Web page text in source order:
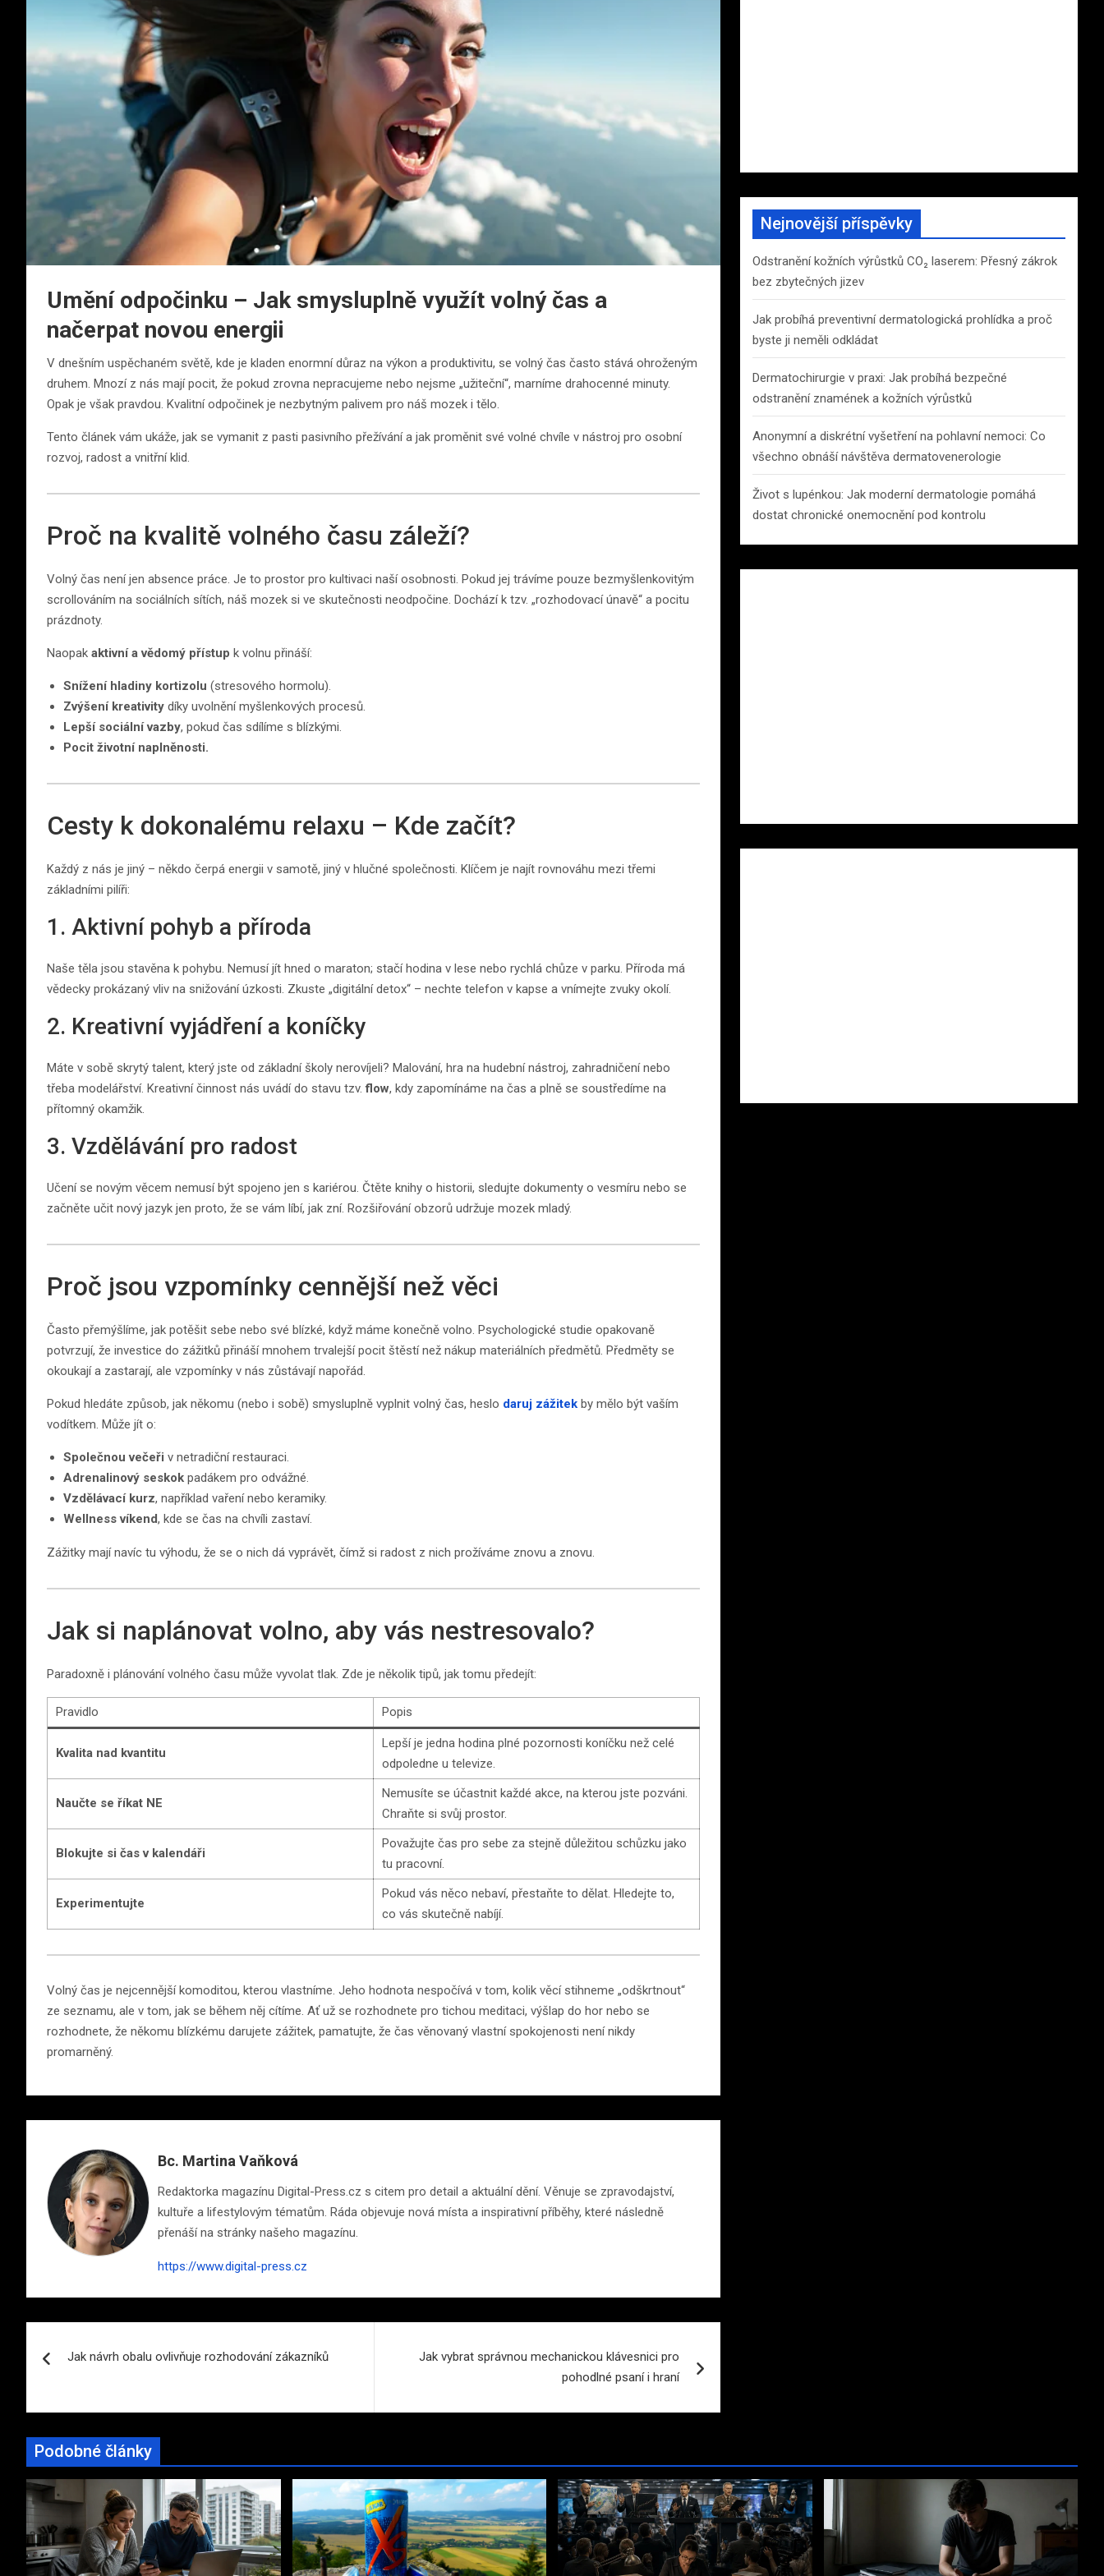
Umění odpočinku – Jak smysluplně využít volný čas a
načerpat novou energii
V dnešním uspěchaném světě, kde je kladen enormní důraz na výkon a produktivitu, se volný čas často stává ohroženým
druhem. Mnozí z nás mají pocit, že pokud zrovna nepracujeme nebo nejsme „užiteční“, marníme drahocenné minuty.
Opak je však pravdou. Kvalitní odpočinek je nezbytným palivem pro náš mozek i tělo.
Tento článek vám ukáže, jak se vymanit z pasti pasivního přežívání a jak proměnit své volné chvíle v nástroj pro osobní
rozvoj, radost a vnitřní klid.
Proč na kvalitě volného času záleží?
Volný čas není jen absence práce. Je to prostor pro kultivaci naší osobnosti. Pokud jej trávíme pouze bezmyšlenkovitým
scrollováním na sociálních sítích, náš mozek si ve skutečnosti neodpočine. Dochází k tzv. „rozhodovací únavě“ a pocitu
prázdnoty.
Naopak aktivní a vědomý přístup k volnu přináší:
Snížení hladiny kortizolu (stresového hormolu).
Zvýšení kreativity díky uvolnění myšlenkových procesů.
Lepší sociální vazby, pokud čas sdílíme s blízkými.
Pocit životní naplněnosti.
Cesty k dokonalému relaxu – Kde začít?
Každý z nás je jiný – někdo čerpá energii v samotě, jiný v hlučné společnosti. Klíčem je najít rovnováhu mezi třemi
základními pilíři:
1. Aktivní pohyb a příroda
Naše těla jsou stavěna k pohybu. Nemusí jít hned o maraton; stačí hodina v lese nebo rychlá chůze v parku. Příroda má
vědecky prokázaný vliv na snižování úzkosti. Zkuste „digitální detox“ – nechte telefon v kapse a vnímejte zvuky okolí.
2. Kreativní vyjádření a koníčky
Máte v sobě skrytý talent, který jste od základní školy nerovíjeli? Malování, hra na hudební nástroj, zahradničení nebo
třeba modelářství. Kreativní činnost nás uvádí do stavu tzv.flow, kdy zapomínáme na čas a plně se soustředíme na
přítomný okamžik.
3. Vzdělávání pro radost
Učení se novým věcem nemusí být spojeno jen s kariérou. Čtěte knihy o historii, sledujte dokumenty o vesmíru nebo se
začněte učit nový jazyk jen proto, že se vám líbí, jak zní. Rozšiřování obzorů udržuje mozek mladý.
Proč jsou vzpomínky cennější než věci
Často přemýšlíme, jak potěšit sebe nebo své blízké, když máme konečně volno. Psychologické studie opakovaně
potvrzují, že investice do zážitků přináší mnohem trvalejší pocit štěstí než nákup materiálních předmětů. Předměty se
okoukají a zastarají, ale vzpomínky v nás zůstávají napořád.
Pokud hledáte způsob, jak někomu (nebo i sobě) smysluplně vyplnit volný čas, heslo daruj zážitek by mělo být vaším
vodítkem. Může jít o:
Společnou večeři v netradiční restauraci.
Adrenalinový seskok padákem pro odvážné.
Vzdělávací kurz, například vaření nebo keramiky.
Wellness víkend, kde se čas na chvíli zastaví.
Zážitky mají navíc tu výhodu, že se o nich dá vyprávět, čímž si radost z nich prožíváme znovu a znovu.
Jak si naplánovat volno, aby vás nestresovalo?
Paradoxně i plánování volného času může vyvolat tlak. Zde je několik tipů, jak tomu předejít:
Pravidlo Popis
Kvalita nad kvantitu
Lepší je jedna hodina plné pozornosti koníčku než celé
odpoledne u televize.
Naučte se říkat NE
Nemusíte se účastnit každé akce, na kterou jste pozváni.
Chraňte si svůj prostor.
Blokujte si čas v kalendáři
Považujte čas pro sebe za stejně důležitou schůzku jako
tu pracovní.
Experimentujte
Pokud vás něco nebaví, přestaňte to dělat. Hledejte to,
co vás skutečně nabíjí.
Volný čas je nejcennější komoditou, kterou vlastníme. Jeho hodnota nespočívá v tom, kolik věcí stihneme „odškrtnout“
ze seznamu, ale v tom, jak se během něj cítíme. Ať už se rozhodnete pro tichou meditaci, výšlap do hor nebo se
rozhodnete, že někomu blízkému darujete zážitek, pamatujte, že čas věnovaný vlastní spokojenosti není nikdy
promarněný.
Bc. Martina Vaňková
Redaktorka magazínu Digital-Press.cz s citem pro detail a aktuální dění. Věnuje se zpravodajství,
kultuře a lifestylovým tématům. Ráda objevuje nová místa a inspirativní příběhy, které následně
přenáší na stránky našeho magazínu.
https://www.digital-press.cz
pro
příspěvek
Jak návrh obalu ovlivňuje rozhodování zákazníků
Jak vybrat správnou mechanickou klávesnici pro
pohodlné psaní i hraní
Nejnovější příspěvky
Odstranění kožních výrůstků CO₂ laserem: Přesný zákrok
bez zbytečných jizev
Jak probíhá preventivní dermatologická prohlídka a proč
byste ji neměli odkládat
Dermatochirurgie v praxi: Jak probíhá bezpečné
odstranění znamének a kožních výrůstků
Anonymní a diskrétní vyšetření na pohlavní nemoci: Co
všechno obnáší návštěva dermatovenerologie
Život s lupénkou: Jak moderní dermatologie pomáhá
dostat chronické onemocnění pod kontrolu
Podobné články